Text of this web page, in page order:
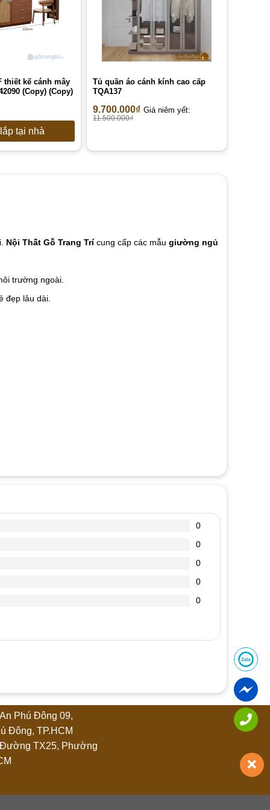
thiết kế cánh mây
(Copy) (Copy)
tại nhà
Tủ quần áo cánh kính cao cấp
TQA137
9.700.000₫ Giá niêm yết:
11.500.000₫
Nội Thất Gỗ Trang Trícung cấp các mẫu giường ngủ
trường ngoài.
đẹp lâu dài.
0
0
0
0
0
Phú Đông 09,
Đông, TP.HCM
TX25, Phường